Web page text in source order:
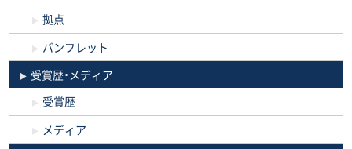
拠点
パンフレット
受賞歴・メディア
受賞歴
メディア